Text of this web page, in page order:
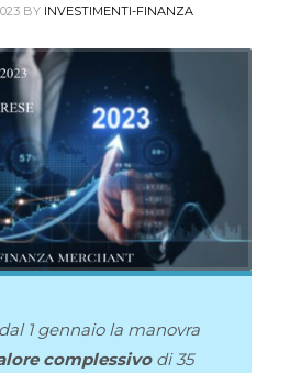
BY INVESTIMENTI-FINANZA
1 gennaio la manovra
complessivodi 35